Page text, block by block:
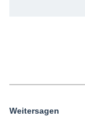
Weitersagen